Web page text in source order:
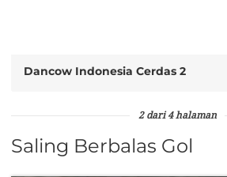
Dancow Indonesia Cerdas 2
2 dari 4 halaman
Saling Berbalas Gol